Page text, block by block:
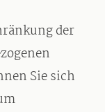
der
Sie sich